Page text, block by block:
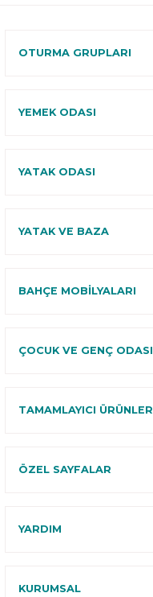
OTURMA GRUPLARI
YEMEK ODASI
YATAK ODASI
YATAK VE BAZA
BAHÇE MOBİLYALARI
ÇOCUK VE GENÇ ODASI
TAMAMLAYICI ÜRÜNLER
ÖZEL SAYFALAR
YARDIM
KURUMSAL